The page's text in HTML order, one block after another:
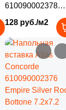
610090002378
Empire Calacatta
Diamond Bottone
7.2x7.2 бежевая
матовая под
камень
128 руб./м2